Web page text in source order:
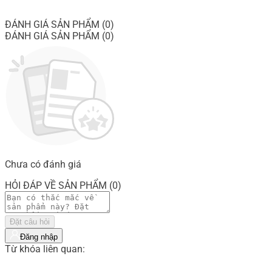
ĐÁNH GIÁ SẢN PHẨM (0)
ĐÁNH GIÁ SẢN PHẨM (0)
Chưa có đánh giá
HỎI ĐÁP VỀ SẢN PHẨM (0)
Đặt câu hỏi
Đăng nhập
Từ khóa liên quan: